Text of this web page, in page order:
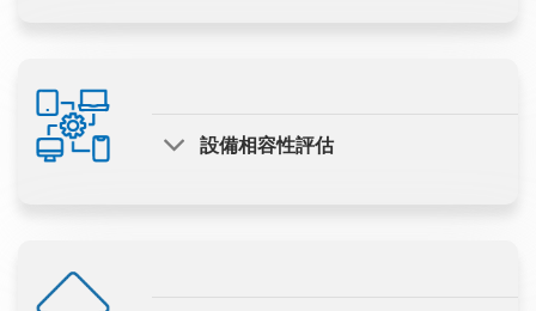
設備相容性評估